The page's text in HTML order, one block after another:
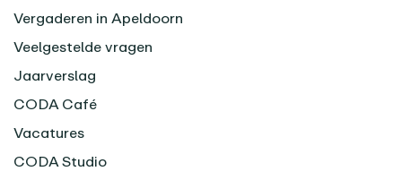
Vergaderen in Apeldoorn
Veelgestelde vragen
Jaarverslag
CODA Café
Vacatures
CODA Studio